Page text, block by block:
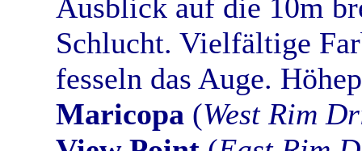
Ausblick auf die 10m
Schlucht. Vielfältige
fesseln das Auge.
Maricopa (West Rim